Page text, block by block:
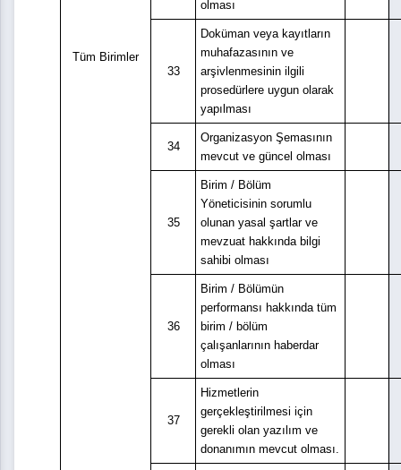
Tüm Birimler
olması
33
Doküman veya kayıtların
muhafazasının ve
arşivlenmesinin ilgili
prosedürlere uygun olarak
yapılması
34
Organizasyon Şemasının
mevcut ve güncel olması
35
Birim / Bölüm
Yöneticisinin sorumlu
olunan yasal şartlar ve
mevzuat hakkında bilgi
sahibi olması
36
Birim / Bölümün
performansı hakkında tüm
birim / bölüm
çalışanlarının haberdar
olması
37
Hizmetlerin
gerçekleştirilmesi için
gerekli olan yazılım ve
donanımın mevcut olması.